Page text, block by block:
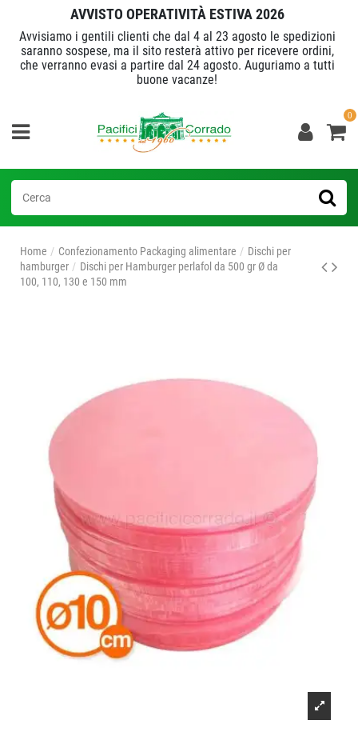
AVVISTO OPERATIVITÀ ESTIVA 2026
Avvisiamo i gentili clienti che dal 4 al 23 agosto le spedizioni
saranno sospese, ma il sito resterà attivo per ricevere ordini,
che verranno evasi a partire dal 24 agosto. Auguriamo a tutti
buone vacanze!
0
Home Confezionamento Packaging alimentare
Dischi per
hamburger
Dischi per Hamburger perlafol da 500 gr Ø da
100, 110, 130 e 150 mm